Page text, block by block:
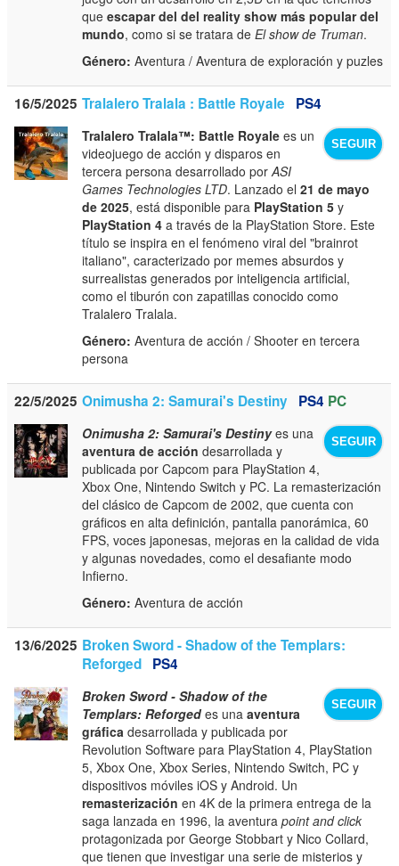
queescapar del del reality show más popular del
mundo, como si se tratara deEl show de Truman.
Género: Aventura / Aventura de exploración y puzles
16/5/2025 Tralalero Tralala : Battle Royale PS4
SEGUIR
Tralalero Tralala™: Battle Royale es un
videojuego de acción y disparos en
tercera persona desarrollado porASI
Games Technologies LTD. Lanzado el21 de mayo
de 2025, está disponible para PlayStation 5 y
PlayStation 4 a través de la PlayStation Store. Este
título se inspira en el fenómeno viral del "brainrot
italiano", caracterizado por memes absurdos y
surrealistas generados por inteligencia artificial,
como el tiburón con zapatillas conocido como
Tralalero Tralala.
Género: Aventura de acción / Shooter en tercera
persona
22/5/2025 Onimusha 2: Samurai's Destiny PS4 PC
SEGUIR
Onimusha 2: Samurai's Destinyes una
aventura de acción desarrollada y
publicada por Capcom para PlayStation 4,
Xbox One, Nintendo Switch y PC. La remasterización
del clásico de Capcom de 2002, que cuenta con
gráficos en alta definición, pantalla panorámica, 60
FPS, voces japonesas, mejoras en la calidad de vida
y algunas novedades, como el desafiante modo
Infierno.
Género: Aventura de acción
13/6/2025 Broken Sword - Shadow of the Templars:
Reforged PS4
SEGUIR
Broken Sword - Shadow of the
Templars: Reforgedes unaaventura
gráfica desarrollada y publicada por
Revolution Software para PlayStation 4, PlayStation
5, Xbox One, Xbox Series, Nintendo Switch, PC y
dispositivos móviles iOS y Android. Un
remasterización en 4K de la primera entrega de la
saga lanzada en 1996, la aventurapoint and click
protagonizada por George Stobbart y Nico Collard,
que tienen que investigar una serie de misterios y